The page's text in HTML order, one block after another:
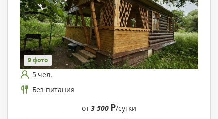
9 фото
5 чел.
Без питания
от 3 500 Р/сутки